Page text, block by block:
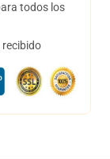
todos los
recibido